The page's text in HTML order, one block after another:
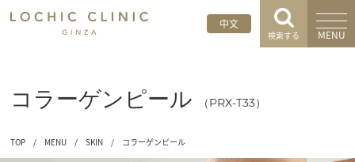
中文
検索する MENU
コラーゲンピール （PRX-T33）
TOP / MENU / SKIN / コラーゲンピール